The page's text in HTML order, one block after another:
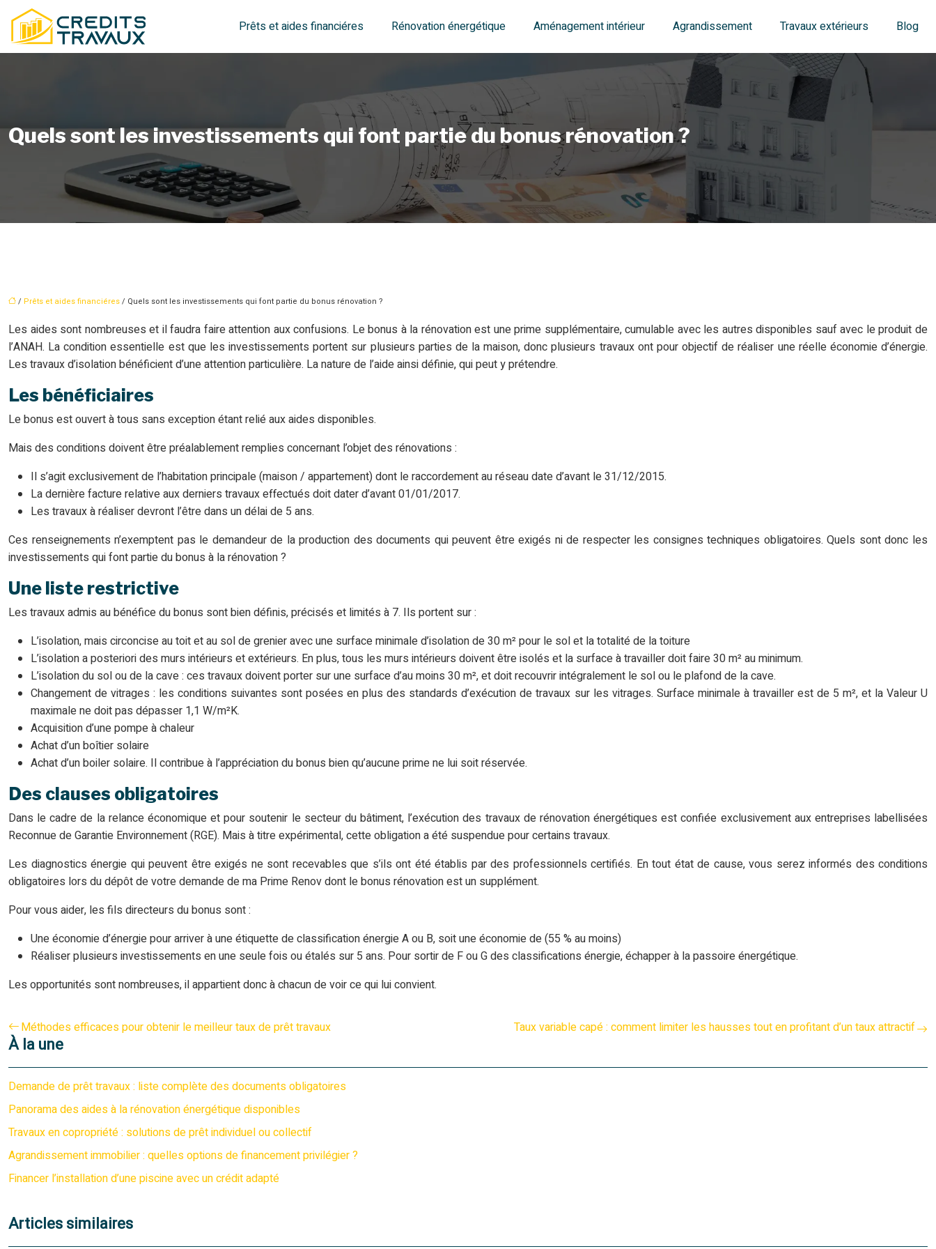
Prêts et aides financiéres Rénovation énergétique Aménagement intérieur Agrandissement Travaux extérieurs Blog
Quels sont les investissements qui font partie du bonus rénovation ?
/ Prêts et aides financiéres/ Quels sont les investissements qui font partie du bonus rénovation ?
Les aides sont nombreuses et il faudra faire attention aux confusions. Le bonus à la rénovation est une prime supplémentaire, cumulable avec les autres disponibles sauf avec le produit de
l’ANAH. La condition essentielle est que les investissements portent sur plusieurs parties de la maison, donc plusieurs travaux ont pour objectif de réaliser une réelle économie d’énergie.
Les travaux d’isolation bénéficient d’une attention particulière. La nature de l’aide ainsi définie, qui peut y prétendre.
Les bénéficiaires
Le bonus est ouvert à tous sans exception étant relié aux aides disponibles.
Mais des conditions doivent être préalablement remplies concernant l’objet des rénovations :
Il s’agit exclusivement de l’habitation principale (maison / appartement) dont le raccordement au réseau date d’avant le 31/12/2015.
La dernière facture relative aux derniers travaux effectués doit dater d’avant 01/01/2017.
Les travaux à réaliser devront l’être dans un délai de 5 ans.
Ces renseignements n’exemptent pas le demandeur de la production des documents qui peuvent être exigés ni de respecter les consignes techniques obligatoires. Quels sont donc les
investissements qui font partie du bonus à la rénovation ?
Une liste restrictive
Les travaux admis au bénéfice du bonus sont bien définis, précisés et limités à 7. Ils portent sur :
L’isolation, mais circoncise au toit et au sol de grenier avec une surface minimale d’isolation de 30 m² pour le sol et la totalité de la toiture
L’isolation a posteriori des murs intérieurs et extérieurs. En plus, tous les murs intérieurs doivent être isolés et la surface à travailler doit faire 30 m² au minimum.
L’isolation du sol ou de la cave : ces travaux doivent porter sur une surface d’au moins 30 m², et doit recouvrir intégralement le sol ou le plafond de la cave.
Changement de vitrages : les conditions suivantes sont posées en plus des standards d’exécution de travaux sur les vitrages. Surface minimale à travailler est de 5 m², et la Valeur U
maximale ne doit pas dépasser 1,1 W/m²K.
Acquisition d’une pompe à chaleur
Achat d’un boîtier solaire
Achat d’un boiler solaire. Il contribue à l’appréciation du bonus bien qu’aucune prime ne lui soit réservée.
Des clauses obligatoires
Dans le cadre de la relance économique et pour soutenir le secteur du bâtiment, l’exécution des travaux de rénovation énergétiques est confiée exclusivement aux entreprises labellisées
Reconnue de Garantie Environnement (RGE). Mais à titre expérimental, cette obligation a été suspendue pour certains travaux.
Les diagnostics énergie qui peuvent être exigés ne sont recevables que s’ils ont été établis par des professionnels certifiés. En tout état de cause, vous serez informés des conditions
obligatoires lors du dépôt de votre demande de ma Prime Renov dont le bonus rénovation est un supplément.
Pour vous aider, les fils directeurs du bonus sont :
Une économie d’énergie pour arriver à une étiquette de classification énergie A ou B, soit une économie de (55 % au moins)
Réaliser plusieurs investissements en une seule fois ou étalés sur 5 ans. Pour sortir de F ou G des classifications énergie, échapper à la passoire énergétique.
Les opportunités sont nombreuses, il appartient donc à chacun de voir ce qui lui convient.
Méthodes efficaces pour obtenir le meilleur taux de prêt travaux Taux variable capé : comment limiter les hausses tout en profitant d’un taux attractif
À la une
Demande de prêt travaux : liste complète des documents obligatoires
Panorama des aides à la rénovation énergétique disponibles
Travaux en copropriété : solutions de prêt individuel ou collectif
Agrandissement immobilier : quelles options de financement privilégier ?
Financer l’installation d’une piscine avec un crédit adapté
Articles similaires